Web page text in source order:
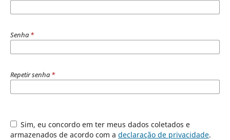
Senha *
Repetir senha *
Sim, eu concordo em ter meus dados coletados e
armazenados de acordo com a declaração de privacidade.